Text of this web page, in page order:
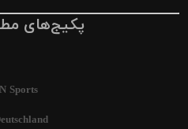
پکیج‌های
Sports